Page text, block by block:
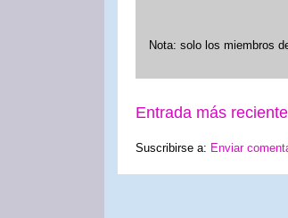
Nota: solo los miembros
Entrada más reciente
Suscribirse a: Enviar